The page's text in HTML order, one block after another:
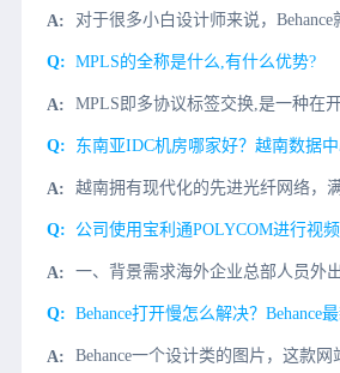
MPLS的全称是什么,有什么优势?
东南亚IDC机房哪家好？越南数据
Behance打开慢怎么解决？Behance